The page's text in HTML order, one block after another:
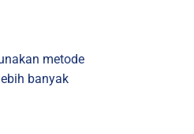
metode
banyak